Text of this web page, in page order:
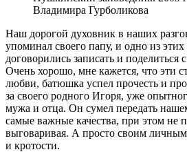
Владимира Гурболикова
Наш дорогой духовник в наших
упоминал своего папу, и одно из
договорились записать и
Очень хорошо, мне кажется, что эти
любви, батюшка успел прочесть и
за своего родного Игоря, уже
мужа и отца. Он сумел передать
самые важные качества, при этом не
выговаривая. А просто своим
и кротости.